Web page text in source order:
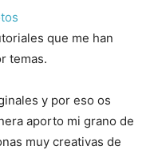
que me han
temas.
y por eso os
aporto mi grano de
muy creativas de